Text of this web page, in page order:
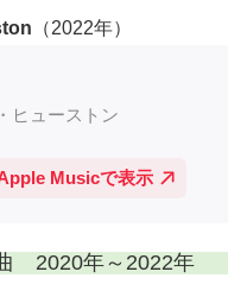
（2022年）
2020年～2022年